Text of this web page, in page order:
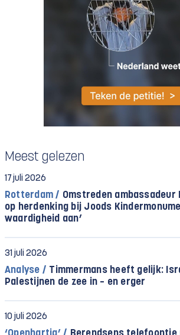
Meest gelezen
17 juli 2026
Rotterdam / Omstreden
op herdenking bij Joods
waardigheid aan’
31 juli 2026
Analyse / Timmermans heeft gelijk:
Palestijnen de zee in – en erger
10 juli 2026